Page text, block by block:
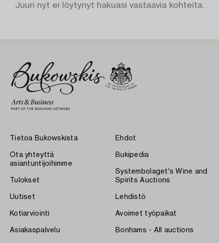
Juuri nyt ei löytynyt hakuasi vastaavia kohteita.
Tietoa Bukowskista
Ota yhteyttä
asiantuntijoihimme
Tulokset
Uutiset
Kotiarviointi
Asiakaspalvelu
Ehdot
Bukipedia
Systembolaget's Wine and
Spirits Auctions
Lehdistö
Avoimet työpaikat
Bonhams - All auctions